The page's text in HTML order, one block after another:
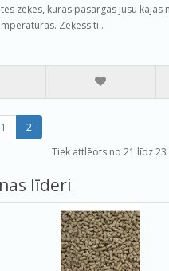
zeķes, kuras pasargās jūsu kājas
Zeķess ti..
1
2
Tiek attlēots no 21 līdz
līderi